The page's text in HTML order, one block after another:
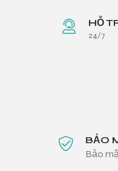
HỖ
24/7
BẢO
Bảo